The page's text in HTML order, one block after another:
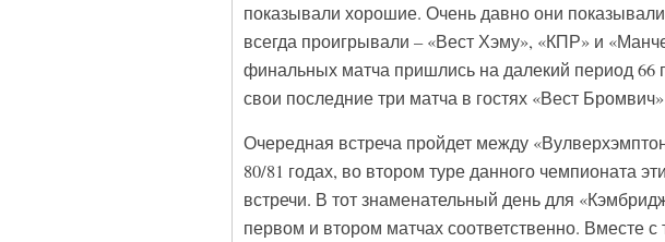
показывали хорошие. Очень давно они
всегда проигрывали – «Вест Хэму», «КПР» и
финальных матча пришлись на далекий период 66
свои последние три матча в гостях «Вест
Очередная встреча пройдет между
80/81 годах, во втором туре данного чемпионата
встречи. В тот знаменательный день для
первом и втором матчах соответственно. Вместе